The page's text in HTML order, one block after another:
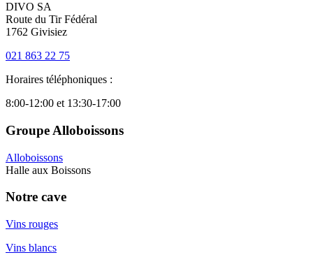
DIVO SA
Route du Tir Fédéral
1762 Givisiez
021 863 22 75
Horaires téléphoniques :
8:00-12:00 et 13:30-17:00
Groupe Alloboissons
Alloboissons
Halle aux Boissons
Notre cave
Vins rouges
Vins blancs